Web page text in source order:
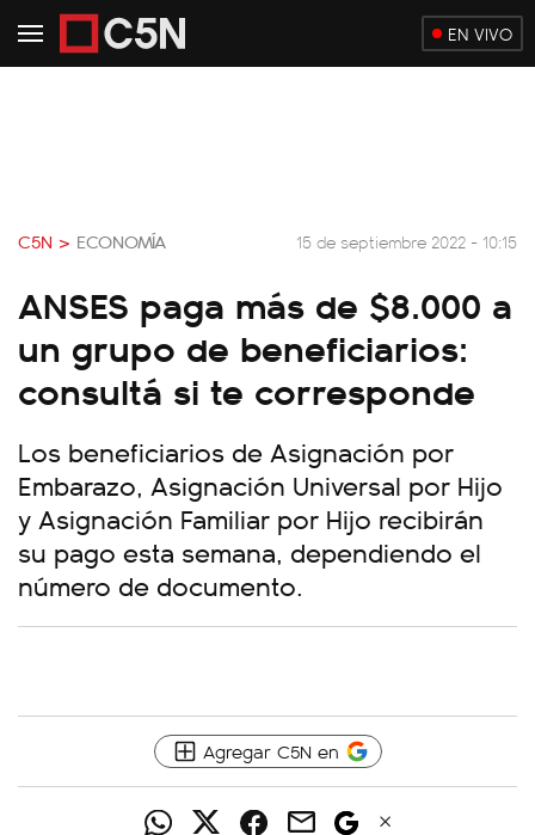
EN VIVO
C5N > ECONOMÍA 15 de septiembre 2022 - 10:15
ANSES paga más de $8.000 a
un grupo de beneficiarios:
consultá si te corresponde
Los beneficiarios de Asignación por
Embarazo, Asignación Universal por Hijo
y Asignación Familiar por Hijo recibirán
su pago esta semana, dependiendo el
número de documento.
Agregar C5N en